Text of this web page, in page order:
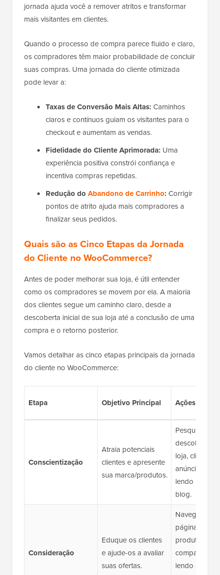
jornada ajuda você a remover atritos e transformar
mais visitantes em clientes.
Quando o processo de compra parece fluido e claro,
os compradores têm maior probabilidade de concluir
suas compras. Uma jornada do cliente otimizada
pode levar a:
Taxas de Conversão Mais Altas: Caminhos
claros e contínuos guiam os visitantes para o
checkout e aumentam as vendas.
Fidelidade do Cliente Aprimorada: Uma
experiência positiva constrói confiança e
incentiva compras repetidas.
Redução do Abandono de Carrinho: Corrigir
pontos de atrito ajuda mais compradores a
finalizar seus pedidos.
Quais são as Cinco Etapas da Jornada
do Cliente no WooCommerce?
Antes de poder melhorar sua loja, é útil entender
como os compradores se movem por ela. A maioria
dos clientes segue um caminho claro, desde a
descoberta inicial de sua loja até a conclusão de uma
compra e o retorno posterior.
Vamos detalhar as cinco etapas principais da jornada
do cliente no WooCommerce:
Etapa Objetivo Principal Ações do
Conscientização
Atraia potenciais
clientes e apresente
sua marca/produtos.
Pesquisando,
descobrindo
loja, clicando
anúncios/
lendo posts
blog.
Consideração
Eduque os clientes
e ajude-os a avaliar
suas ofertas.
Navegando
páginas de
produtos,
comparando
lendo